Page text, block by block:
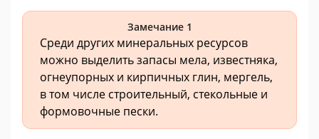
Замечание 1
Среди других минеральных ресурсов
можно выделить запасы мела, известняка,
огнеупорных и кирпичных глин, мергель,
в том числе строительный, стекольные и
формовочные пески.